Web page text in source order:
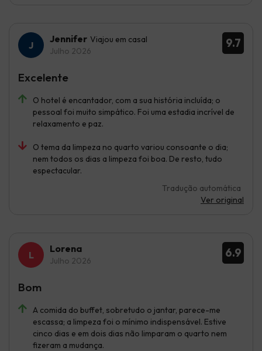
9.7
Jennifer Viajou em casal
Julho 2026
O hotel é encantador, com a sua história incluída; o
pessoal foi muito simpático. Foi uma estadia incrível de
relaxamento e paz.
O tema da limpeza no quarto variou consoante o dia;
nem todos os dias a limpeza foi boa. De resto, tudo
espectacular.
Tradução automática
Ver original
Excelente
6.9
Lorena
Julho 2026
A comida do buffet, sobretudo o jantar, parece-me
escassa; a limpeza foi o mínimo indispensável. Estive
cinco dias e em dois dias não limparam o quarto nem
fizeram a mudança.
Bom